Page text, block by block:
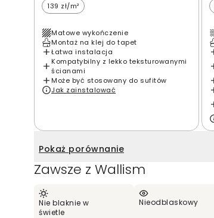
139 zł/m²
Matowe wykończenie
Montaż na klej do tapet
Łatwa instalacja
Kompatybilny z lekko teksturowanymi
ścianami
Może być stosowany do sufitów
Jak zainstalować
Pokaż porównanie
Zawsze z Wallism
Nie blaknie w
świetle
Nieodblaskowy